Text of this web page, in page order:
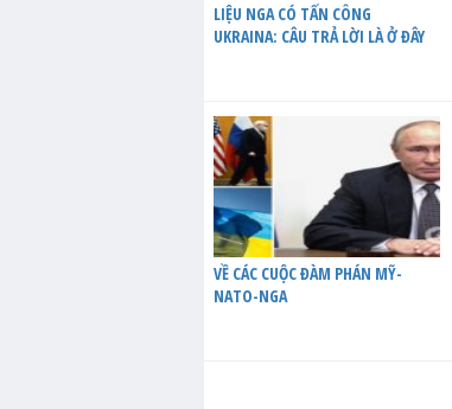
LIỆU NGA CÓ TẤN CÔNG
UKRAINA: CÂU TRẢ LỜI LÀ Ở ĐÂY
VỀ CÁC CUỘC ĐÀM PHÁN MỸ-
NATO-NGA